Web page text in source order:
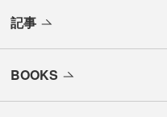
記事
BOOKS